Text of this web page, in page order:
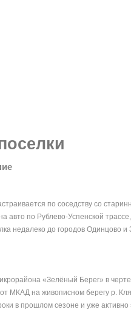
по соседству со
авто по Рублево-Успенской
недалеко до городов Одинцово и
«Зелёный Берег» в
от МКАД на живописном берегу р.
в прошлом сезоне и уже активно